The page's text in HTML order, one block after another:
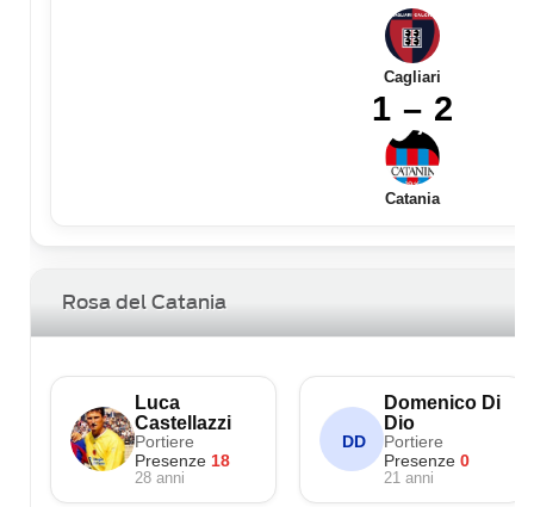
Cagliari
1 – 2
Catania
Rosa del Catania
Luca
Castellazzi
Portiere
Presenze 18
28 anni
DD
Domenico Di
Dio
Portiere
Presenze0
21 anni